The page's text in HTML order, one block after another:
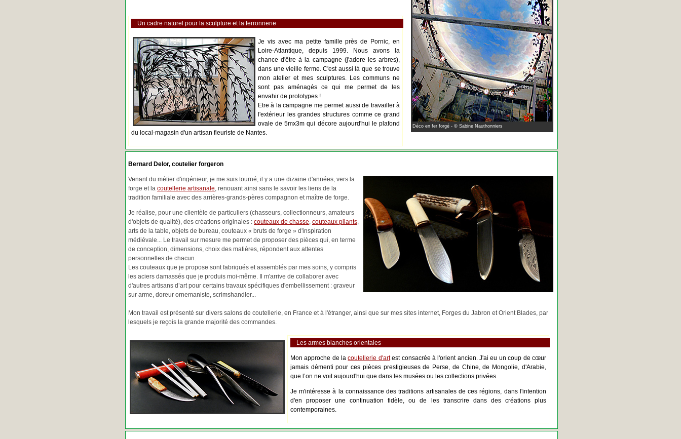
Déco en fer forgé - © Sabine Nauthonniers
Un cadre naturel pour la sculpture et la ferronnerie
Je vis avec ma petite famille près de Pornic, en
Loire-Atlantique, depuis 1999. Nous avons la
chance d'être à la campagne (j'adore les arbres),
dans une vieille ferme. C'est aussi là que se trouve
mon atelier et mes sculptures. Les communs ne
sont pas aménagés ce qui me permet de les
envahir de prototypes !
Etre à la campagne me permet aussi de travailler à
l'extérieur les grandes structures comme ce grand
ovale de 5mx3m qui décore aujourd'hui le plafond
du local-magasin d'un artisan fleuriste de Nantes.
Bernard Delor, coutelier forgeron
Venant du métier d'ingénieur, je me suis tourné, il y a une dizaine d'années, vers la
forge et la coutellerie artisanale, renouant ainsi sans le savoir les liens de la
tradition familiale avec des arrières-grands-pères compagnon et maître de forge.
Je réalise, pour une clientèle de particuliers (chasseurs, collectionneurs, amateurs
d'objets de qualité), des créations originales : couteaux de chasse, couteaux pliants,
arts de la table, objets de bureau, couteaux « bruts de forge » d'inspiration
médiévale... Le travail sur mesure me permet de proposer des pièces qui, en terme
de conception, dimensions, choix des matières, répondent aux attentes
personnelles de chacun.
Les couteaux que je propose sont fabriqués et assemblés par mes soins, y compris
les aciers damassés que je produis moi-même. Il m'arrive de collaborer avec
d'autres artisans d’art pour certains travaux spécifiques d'embellissement : graveur
sur arme, doreur ornemaniste, scrimshandler...
Mon travail est présenté sur divers salons de coutellerie, en France et à l'étranger, ainsi que sur mes sites internet, Forges du Jabron et Orient Blades, par
lesquels je reçois la grande majorité des commandes.
Les armes blanches orientales
Mon approche de lacoutellerie d'artest consacrée à l'orient ancien. J'ai eu un coup de cœur
jamais démenti pour ces pièces prestigieuses de Perse, de Chine, de Mongolie, d'Arabie,
que l’on ne voit aujourd'hui que dans les musées ou les collections privées.
Je m'intéresse à la connaissance des traditions artisanales de ces régions, dans l'intention
d'en proposer une continuation fidèle, ou de les transcrire dans des créations plus
contemporaines.